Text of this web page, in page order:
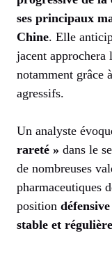
ses principaux
Chine. Elle
jacent approchera
notamment grâce
agressifs.
Un analyste
rareté » dans le
de nombreuses
pharmaceutiques
position
stable et régulière